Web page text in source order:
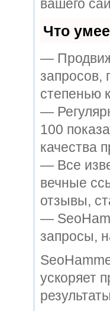
вашего
Что
—
запросов,
степенью
—
100
качества
— Все
вечные
отзывы,
—
запросы,
ускоряет